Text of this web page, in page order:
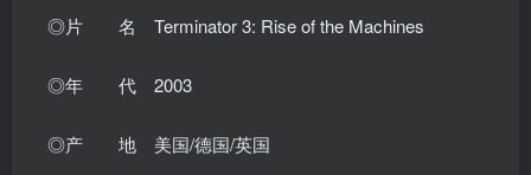
◎片 名 Terminator 3: Rise of the Machines
◎年 代 2003
◎产 地 美国/德国/英国